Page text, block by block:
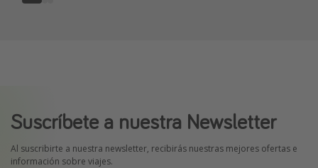
Suscríbete a nuestra Newsletter
Al suscribirte a nuestra newsletter, recibirás nuestras mejores ofertas e
información sobre viajes.